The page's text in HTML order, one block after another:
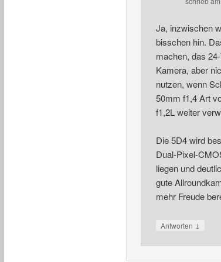
Ja, inzwischen
bisschen hin.
machen, das
Kamera, aber
nutzen, wenn
50mm f1,4 Art
f1,2L weiter
Die 5D4 wird
Dual-Pixel-
liegen und
gute
mehr Freude
Antworten ↓